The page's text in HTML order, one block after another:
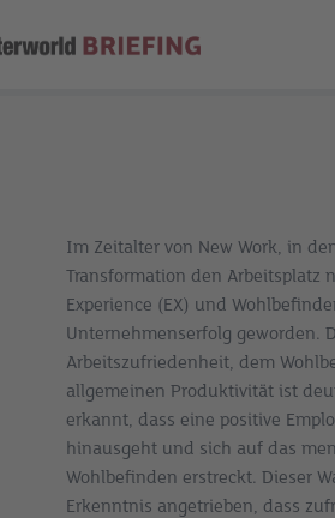
Im Zeitalter von New Work, in
Transformation den Arbeitsplatz
Experience (EX) und
Unternehmenserfolg geworden.
Arbeitszufriedenheit, dem
allgemeinen Produktivität ist
erkannt, dass eine positive
hinausgeht und sich auf das
Wohlbefinden erstreckt. Dieser
Erkenntnis angetrieben, dass